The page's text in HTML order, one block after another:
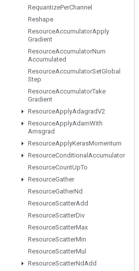
RequantizePerChannel
Reshape
ResourceAccumulatorApply
Gradient
ResourceAccumulatorNum
Accumulated
ResourceAccumulatorSetGlobal
Step
ResourceAccumulatorTake
Gradient
ResourceApplyAdagradV2
ResourceApplyAdamWith
Amsgrad
ResourceApplyKerasMomentum
ResourceConditional Accumulator
ResourceCountUpTo
ResourceGather
ResourceGatherNd
ResourceScatterAdd
ResourceScatterDiv
ResourceScatterMax
ResourceScatterMin
ResourceScatterMul
ResourceScatterNdAdd